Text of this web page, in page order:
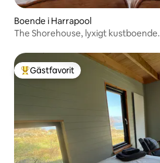
Boende i Harrapool
The Shorehouse, lyxigt kustboende.
Populär gästfavorit
Gästfavorit